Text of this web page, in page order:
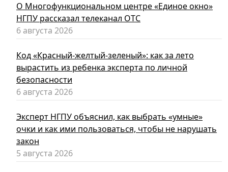
О Многофункциональном центре «Единое окно»
НГПУ рассказал телеканал ОТС
6 августа 2026
Код «Красный-желтый-зеленый»: как за лето
вырастить из ребенка эксперта по личной
безопасности
6 августа 2026
Эксперт НГПУ объяснил, как выбрать «умные»
очки и как ими пользоваться, чтобы не нарушать
закон
5 августа 2026